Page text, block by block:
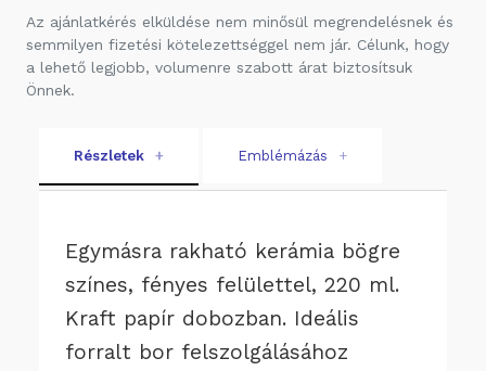
Az ajánlatkérés elküldése nem minősül megrendelésnek és
semmilyen fizetési kötelezettséggel nem jár. Célunk, hogy
a lehető legjobb, volumenre szabott árat biztosítsuk
Önnek.
Részletek + Emblémázás +
Egymásra rakható kerámia bögre
színes, fényes felülettel, 220 ml.
Kraft papír dobozban. Ideális
forralt bor felszolgálásához